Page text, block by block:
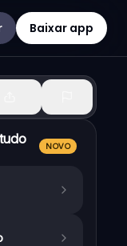
Baixar app
NOVO